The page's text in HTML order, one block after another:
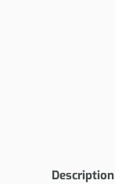
Description